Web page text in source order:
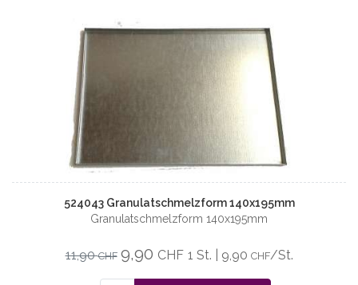
524043 Granulatschmelzform 140x195mm
Granulatschmelzform 140x195mm
11,90CHF 9,90 CHF 1 St. | 9,90 CHF/St.